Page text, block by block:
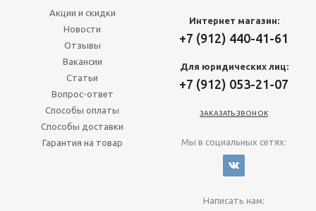
Акции и скидки
Новости
Отзывы
Вакансии
Статьи
Вопрос-ответ
Способы оплаты
Способы доставки
Гарантия на товар
Интернет магазин:
+7 (912) 440-41-61
Для юридических лиц:
+7 (912) 053-21-07
ЗАКАЗАТЬ ЗВОНОК
Мы в социальных сетях:
Написать нам: